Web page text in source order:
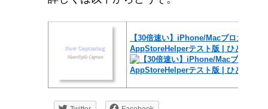
【30倍速い】iPhone/Macブロガー専
AppStoreHelperテスト版 | ひとりぶろ